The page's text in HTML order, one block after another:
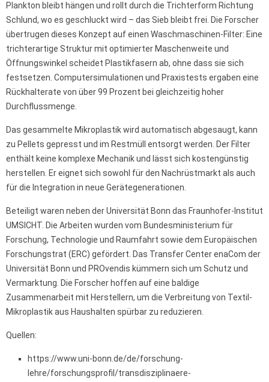
Plankton bleibt hängen und rollt durch die Trichterform Richtung
Schlund, wo es geschluckt wird – das Sieb bleibt frei. Die Forscher
übertrugen dieses Konzept auf einen Waschmaschinen-Filter: Eine
trichterartige Struktur mit optimierter Maschenweite und
Öffnungswinkel scheidet Plastikfasern ab, ohne dass sie sich
festsetzen. Computersimulationen und Praxistests ergaben eine
Rückhalterate von über 99 Prozent bei gleichzeitig hoher
Durchflussmenge.
Das gesammelte Mikroplastik wird automatisch abgesaugt, kann
zu Pellets gepresst und im Restmüll entsorgt werden. Der Filter
enthält keine komplexe Mechanik und lässt sich kostengünstig
herstellen. Er eignet sich sowohl für den Nachrüstmarkt als auch
für die Integration in neue Gerätegenerationen.
Beteiligt waren neben der Universität Bonn das Fraunhofer-Institut
UMSICHT. Die Arbeiten wurden vom Bundesministerium für
Forschung, Technologie und Raumfahrt sowie dem Europäischen
Forschungstrat (ERC) gefördert. Das Transfer Center enaCom der
Universität Bonn und PROvendis kümmern sich um Schutz und
Vermarktung. Die Forscher hoffen auf eine baldige
Zusammenarbeit mit Herstellern, um die Verbreitung von Textil-
Mikroplastik aus Haushalten spürbar zu reduzieren.
Quellen:
https://www.uni-bonn.de/de/forschung-
lehre/forschungsprofil/transdisziplinaere-